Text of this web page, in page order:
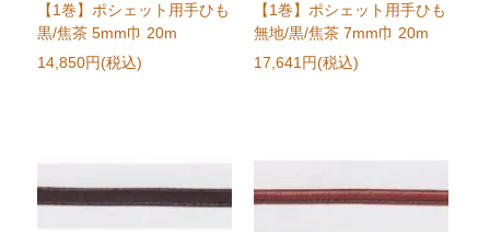
【1巻】ポシェット用手ひも
黒/焦茶 5mm巾 20m
14,850円(税込)
【1巻】ポシェット用手ひも
無地/黒/焦茶 7mm巾 20m
17,641円(税込)